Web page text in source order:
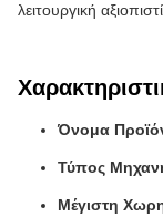
λειτουργική
Όνομα
Τύπος
Μέγιστη